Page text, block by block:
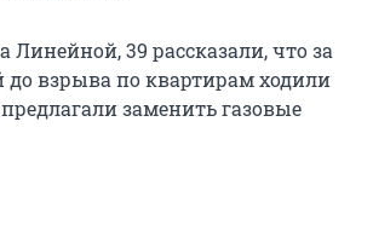
39 рассказали, что за
до взрыва по квартирам ходили
заменить газовые